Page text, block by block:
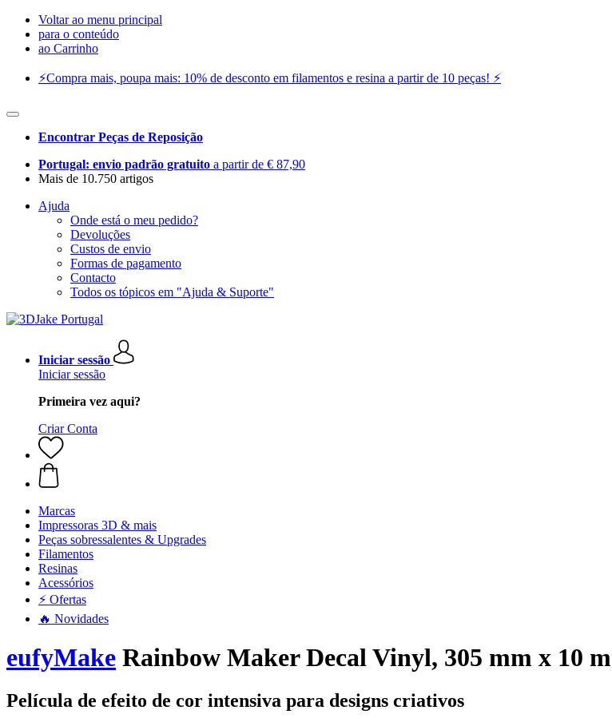
Voltar ao menu principal
para o conteúdo
ao Carrinho
⚡️Compra mais, poupa mais: 10% de desconto em filamentos e resina a partir de 10 peças! ⚡️
Encontrar Peças de Reposição
Portugal: envio padrão gratuito a partir de € 87,90
Mais de 10.750 artigos
Ajuda
Onde está o meu pedido?
Devoluções
Custos de envio
Formas de pagamento
Contacto
Todos os tópicos em "Ajuda & Suporte"
Iniciar sessão
Iniciar sessão
Primeira vez aqui?
Criar Conta
Marcas
Impressoras 3D & mais
Peças sobressalentes & Upgrades
Filamentos
Resinas
Acessórios
⚡ Ofertas
🔥 Novidades
eufyMake Rainbow Maker Decal Vinyl, 305 mm x 10 m
Película de efeito de cor intensiva para designs criativos